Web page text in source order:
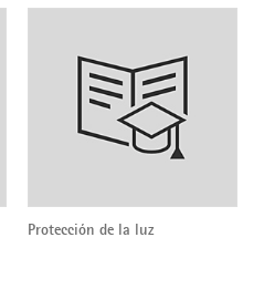
Protección de la luz